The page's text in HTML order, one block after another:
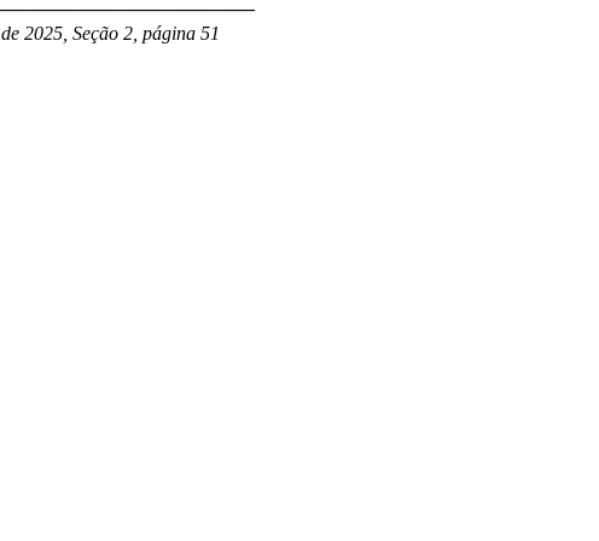
de 2025, Seção 2, página 51